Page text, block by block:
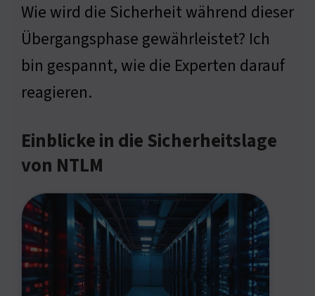
Wie wird die Sicherheit während dieser
Übergangsphase gewährleistet? Ich
bin gespannt, wie die Experten darauf
reagieren.
Einblicke in die Sicherheitslage
von NTLM